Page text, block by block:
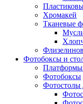
Хромакей
Тканевые
Фотобоксы и
Платформы
Фотобоксы
Фотостолы